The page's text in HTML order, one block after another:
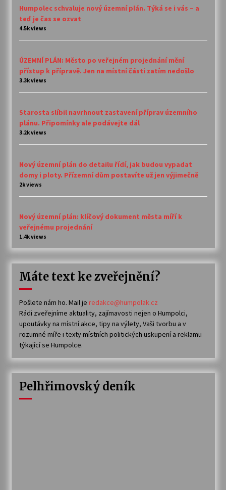
Humpolec schvaluje nový územní plán. Týká se i vás – a
teď je čas se ozvat
4.5k views
ÚZEMNÍ PLÁN: Město po veřejném projednání mění
přístup k přípravě. Jen na místní části zatím nedošlo
3.3k views
Starosta slíbil navrhnout zastavení příprav územního
plánu. Připomínky ale podávejte dál
3.2k views
Nový územní plán do detailu řídí, jak budou vypadat
domy i ploty. Přízemní dům postavíte už jen výjimečně
2k views
Nový územní plán: klíčový dokument města míří k
veřejnému projednání
1.4k views
Máte text ke zveřejnění?
Pošlete nám ho. Mail je redakce@humpolak.cz
Rádi zveřejníme aktuality, zajímavosti nejen o Humpolci,
upoutávky na místní akce, tipy na výlety, Vaši tvorbu a v
rozumné míře i texty místních politických uskupení a reklamu
týkající se Humpolce.
Pelhřimovský deník